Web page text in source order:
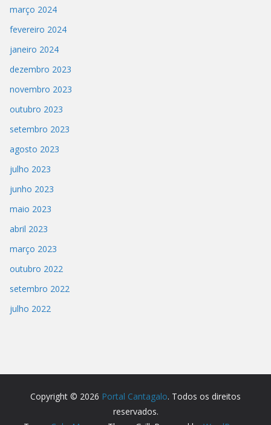
março 2024
fevereiro 2024
janeiro 2024
dezembro 2023
novembro 2023
outubro 2023
setembro 2023
agosto 2023
julho 2023
junho 2023
maio 2023
abril 2023
março 2023
outubro 2022
setembro 2022
julho 2022
Copyright © 2026 Portal Cantagalo. Todos os direitos
reservados.